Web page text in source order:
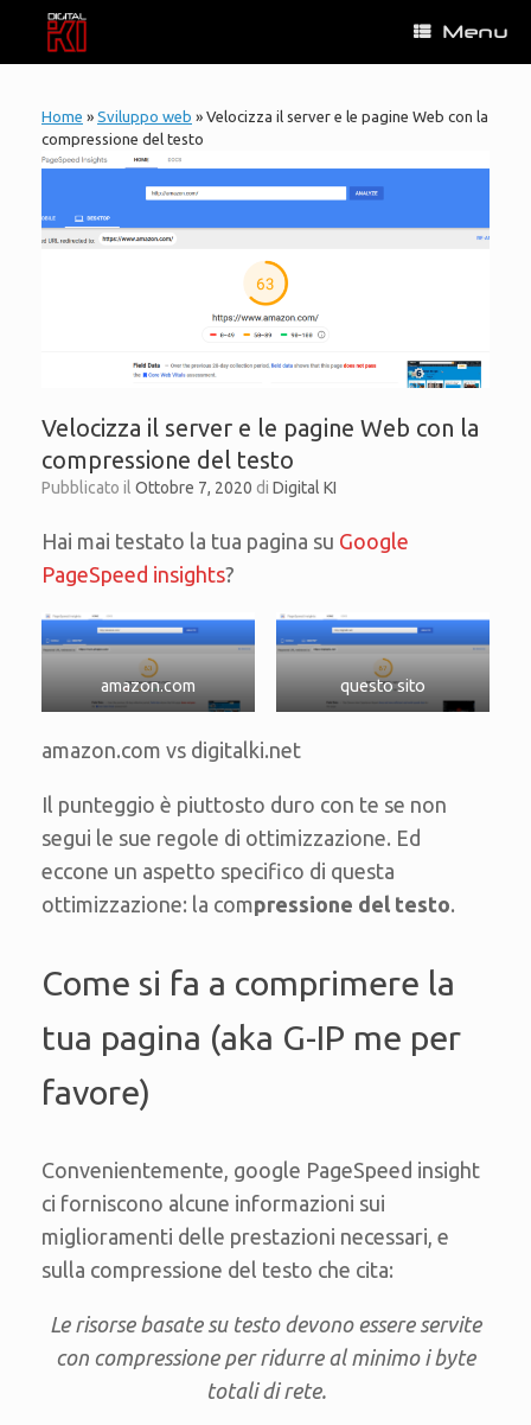
contenuto
Menu
Home » Sviluppo web » Velocizza il server e le pagine Web con la
compressione del testo
Velocizza il server e le pagine Web con la
compressione del testo
Pubblicato il Ottobre 7, 2020 di Digital KI
Hai mai testato la tua pagina su Google
PageSpeed insights?
amazon.com questo sito
amazon.com vs digitalki.net
Il punteggio è piuttosto duro con te se non
segui le sue regole di ottimizzazione. Ed
eccone un aspetto specifico di questa
ottimizzazione: la compressione del testo.
Come si fa a comprimere la
tua pagina (aka G-IP me per
favore)
Convenientemente, google PageSpeed insight
ci forniscono alcune informazioni sui
miglioramenti delle prestazioni necessari, e
sulla compressione del testo che cita:
Le risorse basate su testo devono essere servite
con compressione per ridurre al minimo i byte
totali di rete.